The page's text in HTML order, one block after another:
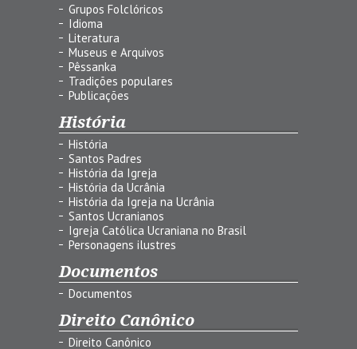
Grupos Folclóricos
Idioma
Literatura
Museus e Arquivos
Pêssanka
Tradições populares
Publicações
História
História
Santos Padres
História da Igreja
História da Ucrânia
História da Igreja na Ucrânia
Santos Ucranianos
Igreja Católica Ucraniana no Brasil
Personagens ilustres
Documentos
Documentos
Direito Canônico
Direito Canônico